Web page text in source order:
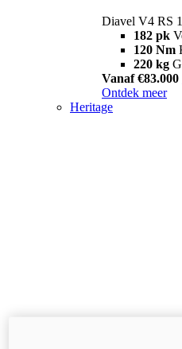
Diavel V4 RS
182 pk
120 Nm
220 kg
Vanaf €83.000
Ontdek meer
Heritage